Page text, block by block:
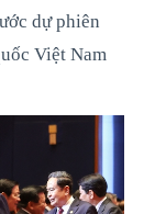
dự phiên
Việt Nam